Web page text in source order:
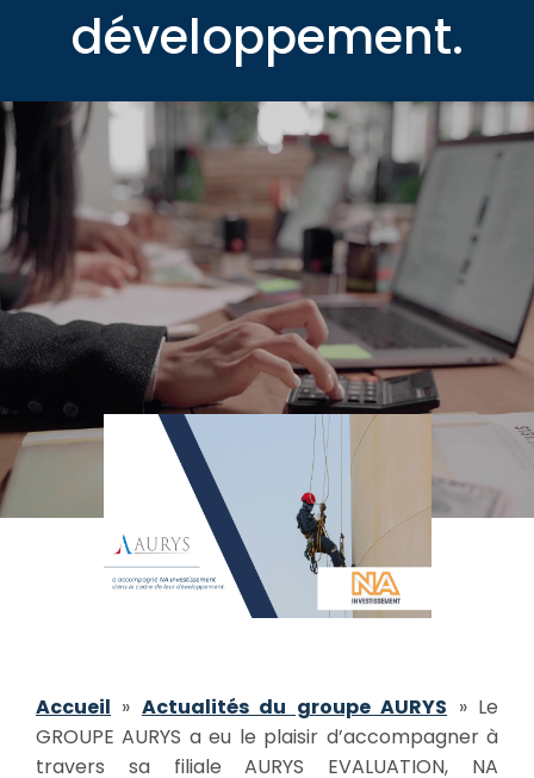
développement.
Accueil » Actualités du groupe AURYS » Le
GROUPE AURYS a eu le plaisir d’accompagner à
travers sa filiale AURYS EVALUATION, NA